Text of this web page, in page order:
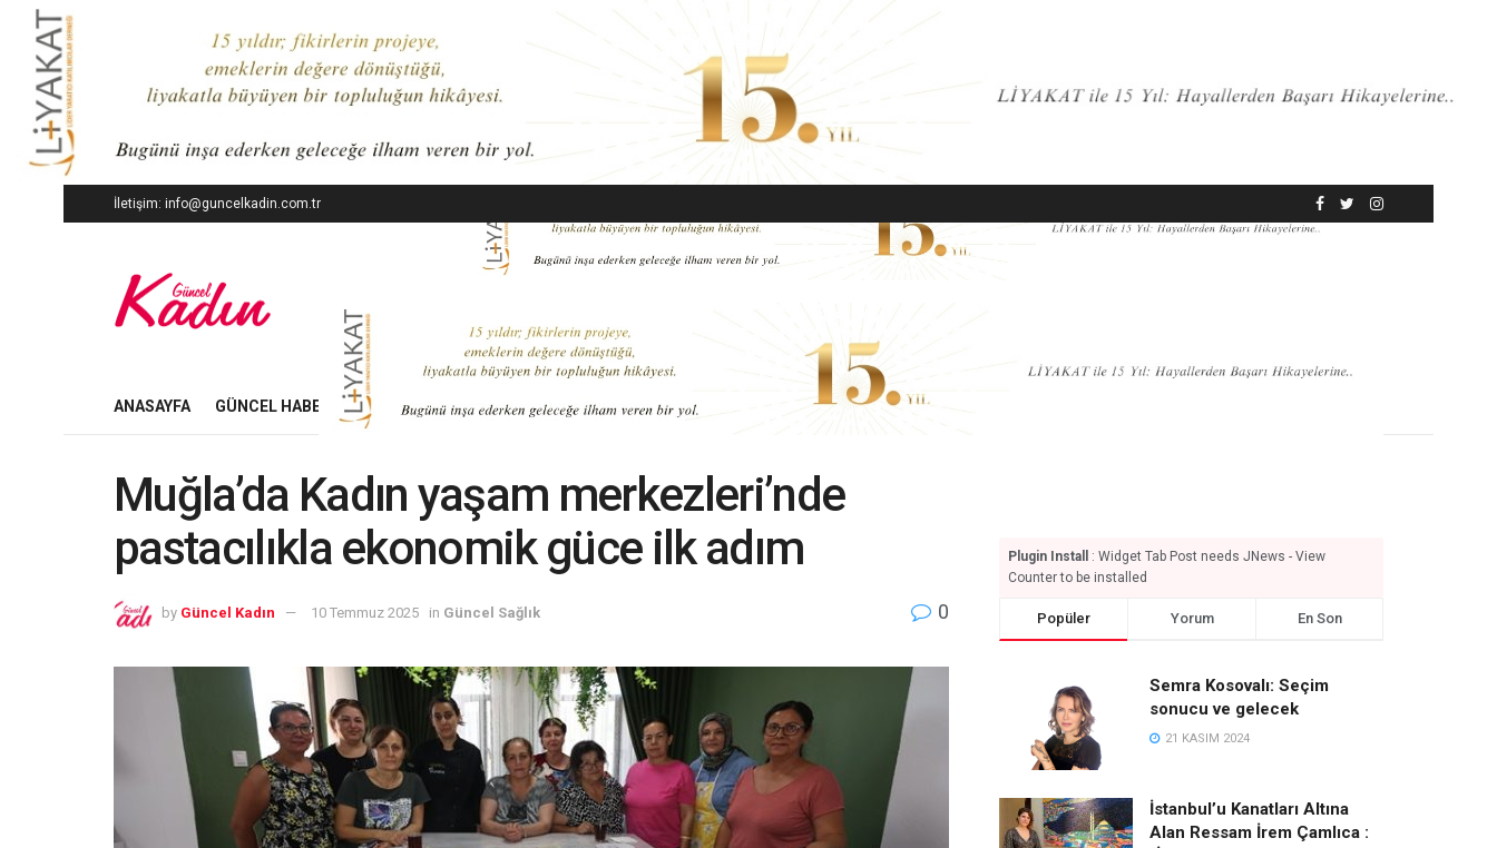
İletişim: info@guncelkadin.com.tr
ANASAYFA GÜNCEL HABERLER İŞ DÜNYASI EKONOMI MODA GÜZELLIK YAŞAM SANAT
Muğla’da Kadın yaşam merkezleri’nde
pastacılıkla ekonomik güce ilk adım
by Güncel Kadın 10 Temmuz 2025 in Güncel Sağlık 0
Plugin Install
: Widget Tab Post needs JNews - View
Counter to be installed
Popüler Yorum En Son
Semra Kosovalı: Seçim
sonucu ve gelecek
21 KASIM 2024
İstanbul’u Kanatları Altına
Alan Ressam İrem Çamlıca :